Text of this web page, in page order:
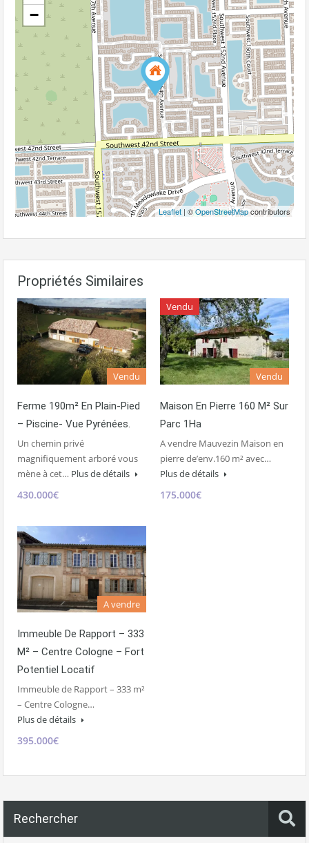
−
Leaflet | ©OpenStreetMapcontributors
Propriétés Similaires
Vendu
Ferme 190m² En Plain-Pied
– Piscine- Vue Pyrénées.
Un chemin privé
magnifiquement arboré vous
mène à cet… Plus de détails
430.000€
Vendu
Vendu
Maison En Pierre 160 M² Sur
Parc 1Ha
A vendre Mauvezin Maison en
pierre de’env.160 m² avec…
Plus de détails
175.000€
A vendre
Immeuble De Rapport – 333
M² – Centre Cologne – Fort
Potentiel Locatif
Immeuble de Rapport – 333 m²
– Centre Cologne…
Plus de détails
395.000€
Rechercher